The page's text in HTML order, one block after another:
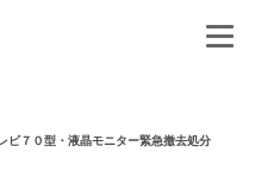
ビ７０型・液晶モニター緊急撤去処分